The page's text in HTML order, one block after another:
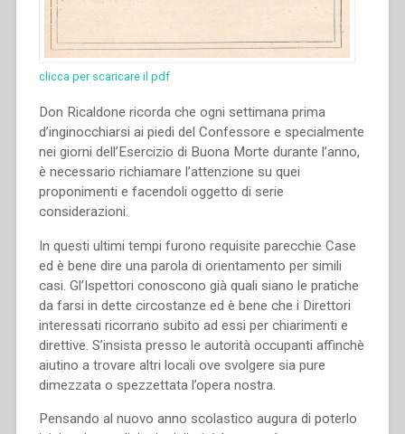
clicca per scaricare il pdf
Don Ricaldone ricorda che ogni settimana prima
d’inginocchiarsi ai piedi del Confessore e specialmente
nei giorni dell’Esercizio di Buona Morte durante l’anno,
è necessario richiamare l’attenzione su quei
proponimenti e facendoli oggetto di serie
considerazioni.
In questi ultimi tempi furono requisite parecchie Case
ed è bene dire una parola di orientamento per simili
casi. Gl’Ispettori conoscono già quali siano le pratiche
da farsi in dette circostanze ed è bene che i Direttori
interessati ricorrano subito ad essi per chiarimenti e
direttive. S’insista presso le autorità occupanti affinchè
aiutino a trovare altri locali ove svolgere sia pure
dimezzata o spezzettata l’opera nostra.
Pensando al nuovo anno scolastico augura di poterlo